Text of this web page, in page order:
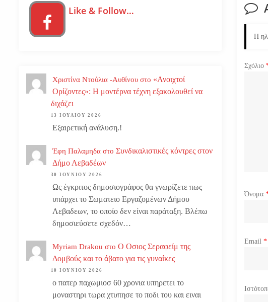
γ
η
σ
ω
Η
Σχόλιο
Όνομα
Email*
Like & Follow…
Χριστίνα Ντούλια -Αυθίνου στο «Ανοιχτοί
Ορίζοντες»: Η μοντέρνα τέχνη εξακολουθεί να
διχάζει
13 ΙΟΥΛΊΟΥ 2026
Εξαιρετική ανάλυση.!
Έφη Παλαμηδα στο Συνδικαλιστικές κόντρες στον
Δήμο Λεβαδέων
30 ΙΟΥΝΊΟΥ 2026
Ως έγκριτος δημοσιογράφος θα γνωρίζετε πως
υπάρχει το Σωματειο Εργαζομένων Δήμου
Λεβαδεων, το οποίο δεν είναι παράταξη. Βλέπω
δημοσιεύσετε σχεδόν…
Myriam Drakou στο Ο Οσιος Σεραφείμ της
Δομβούς και το άβατο για τις γυναίκες
10 ΙΟΥΝΊΟΥ 2026
ο πατερ παχωμιοσ 60 χρονια υπηρετει το
μοναστηρι τωρα χτυπησε το ποδι του και ειναι